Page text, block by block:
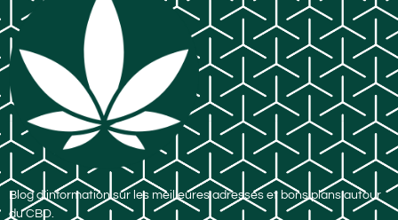
Blog d’information sur les meilleures adresses et bons plans autour
du CBD.